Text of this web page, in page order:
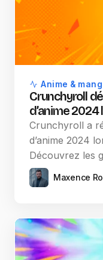
Anime &
Crunchyroll
d’anime
Crunchyroll a
d’anime 2024
Découvrez les
Maxence